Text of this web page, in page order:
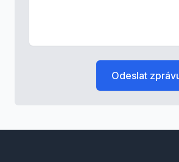
Odeslat